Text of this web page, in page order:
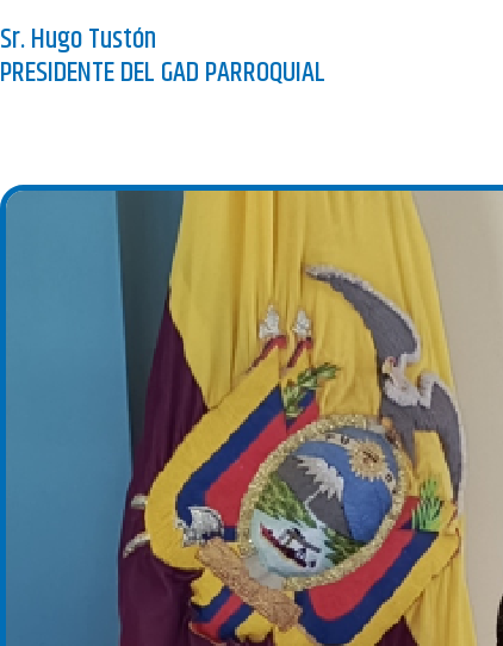
Sr. Hugo Tustón
PRESIDENTE DEL GAD PARROQUIAL